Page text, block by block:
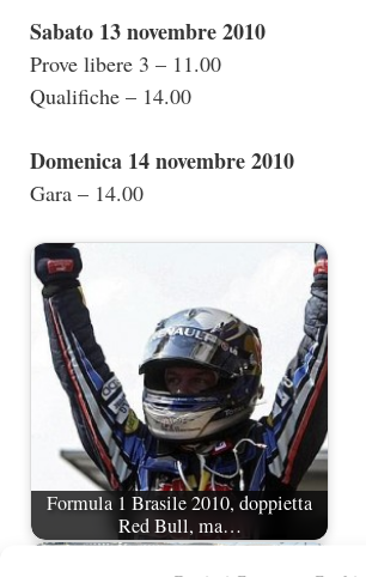
Sabato 13 novembre 2010
Prove libere 3 – 11.00
Qualifiche – 14.00
Domenica 14 novembre 2010
Gara – 14.00
Formula 1 Brasile 2010, doppietta
Red Bull, ma…